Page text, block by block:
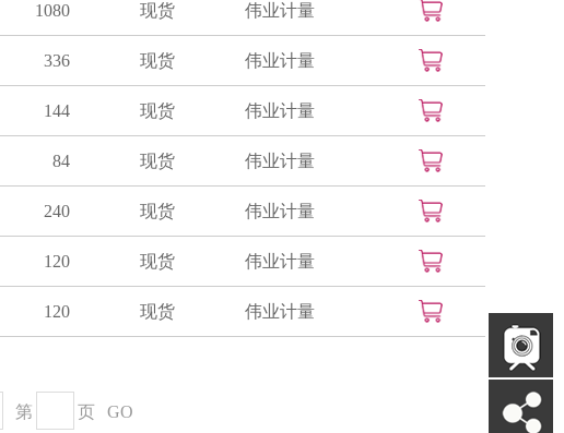
1080 现货 伟业计量
336 现货 伟业计量
144 现货 伟业计量
84 现货 伟业计量
240 现货 伟业计量
120 现货 伟业计量
120 现货 伟业计量
第 页 GO